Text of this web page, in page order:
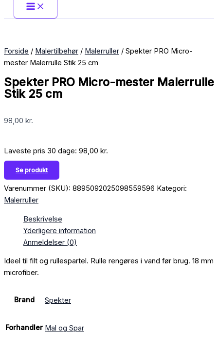
Forside / Malertilbehør / Malerruller / Spekter PRO Micro-
mester Malerrulle Stik 25 cm
Spekter PRO Micro-mester Malerrulle
Stik 25 cm
98,00 kr.
Laveste pris 30 dage: 98,00 kr.
Se produkt
Varenummer (SKU): 8895092025098559596 Kategori:
Malerruller
Beskrivelse
Yderligere information
Anmeldelser (0)
Ideel til filt og rullespartel. Rulle rengøres i vand før brug. 18 mm
microfiber.
Brand Spekter
Forhandler Mal og Spar